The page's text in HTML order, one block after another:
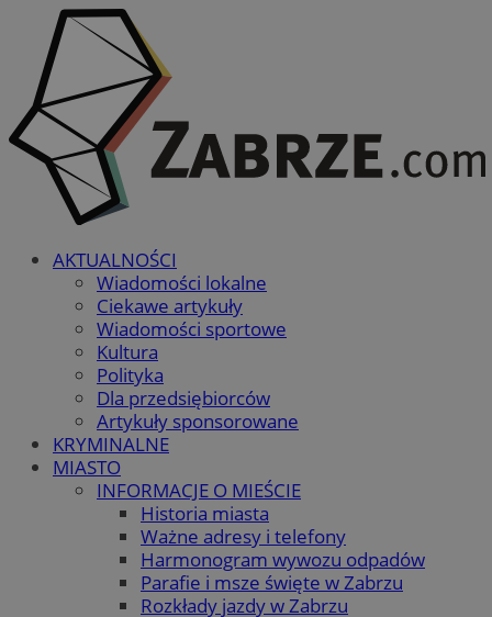
AKTUALNOŚCI
Wiadomości lokalne
Ciekawe artykuły
Wiadomości sportowe
Kultura
Polityka
Dla przedsiębiorców
Artykuły sponsorowane
KRYMINALNE
MIASTO
INFORMACJE O MIEŚCIE
Historia miasta
Ważne adresy i telefony
Harmonogram wywozu odpadów
Parafie i msze święte w Zabrzu
Rozkłady jazdy w Zabrzu